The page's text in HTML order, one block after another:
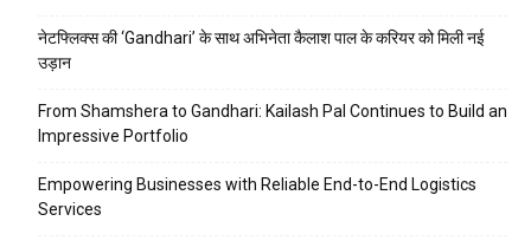
नेटफ्लिक्स की ‘Gandhari’ के साथ अभिनेता कैलाश पाल के करियर को मिली नई
उड़ान
From Shamshera to Gandhari: Kailash Pal Continues to Build an
Impressive Portfolio
Empowering Businesses with Reliable End-to-End Logistics
Services